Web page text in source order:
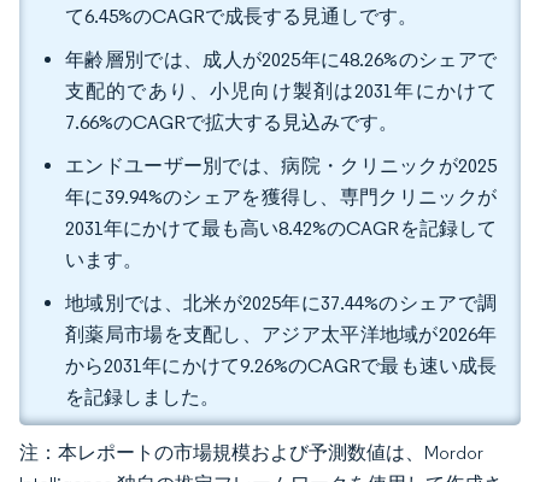
て6.45%のCAGRで成長する見通しです。
年齢層別では、成人が2025年に48.26%のシェアで
支配的であり、小児向け製剤は2031年にかけて
7.66%のCAGRで拡大する見込みです。
エンドユーザー別では、病院・クリニックが2025
年に39.94%のシェアを獲得し、専門クリニックが
2031年にかけて最も高い8.42%のCAGRを記録して
います。
地域別では、北米が2025年に37.44%のシェアで調
剤薬局市場を支配し、アジア太平洋地域が2026年
から2031年にかけて9.26%のCAGRで最も速い成長
を記録しました。
注：本レポートの市場規模および予測数値は、Mordor